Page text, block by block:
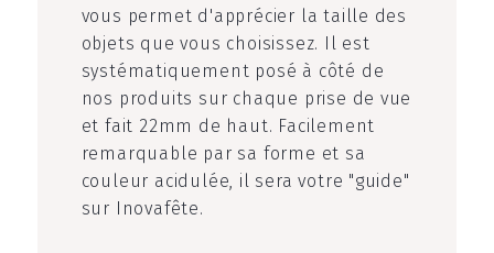
vous permet d'apprécier la taille des
objets que vous choisissez. Il est
systématiquement posé à côté de
nos produits sur chaque prise de vue
et fait 22mm de haut. Facilement
remarquable par sa forme et sa
couleur acidulée, il sera votre "guide"
sur Inovafête.